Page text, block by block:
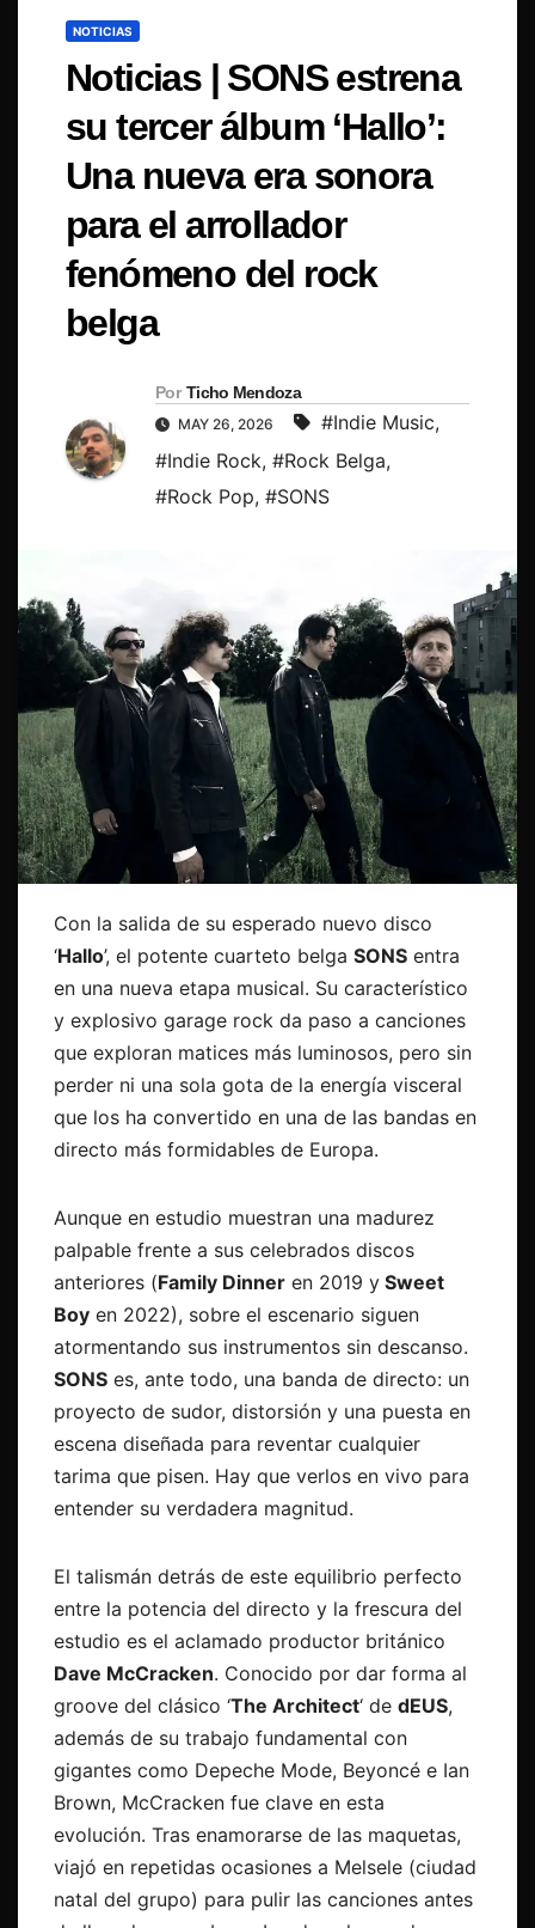
NOTICIAS
Noticias | SONS estrena
su tercer álbum ‘Hallo’:
Una nueva era sonora
para el arrollador
fenómeno del rock
belga
Por Ticho Mendoza
MAY 26, 2026 #Indie Music,
#Indie Rock, #Rock Belga,
#Rock Pop, #SONS
Con la salida de su esperado nuevo disco
‘Hallo’, el potente cuarteto belga SONS entra
en una nueva etapa musical. Su característico
y explosivo garage rock da paso a canciones
que exploran matices más luminosos, pero sin
perder ni una sola gota de la energía visceral
que los ha convertido en una de las bandas en
directo más formidables de Europa.
Aunque en estudio muestran una madurez
palpable frente a sus celebrados discos
anteriores (Family Dinner en 2019 y Sweet
Boy en 2022), sobre el escenario siguen
atormentando sus instrumentos sin descanso.
SONS es, ante todo, una banda de directo: un
proyecto de sudor, distorsión y una puesta en
escena diseñada para reventar cualquier
tarima que pisen. Hay que verlos en vivo para
entender su verdadera magnitud.
El talismán detrás de este equilibrio perfecto
entre la potencia del directo y la frescura del
estudio es el aclamado productor británico
Dave McCracken. Conocido por dar forma al
groove del clásico ‘The Architect‘ de dEUS,
además de su trabajo fundamental con
gigantes como Depeche Mode, Beyoncé e Ian
Brown, McCracken fue clave en esta
evolución. Tras enamorarse de las maquetas,
viajó en repetidas ocasiones a Melsele (ciudad
natal del grupo) para pulir las canciones antes